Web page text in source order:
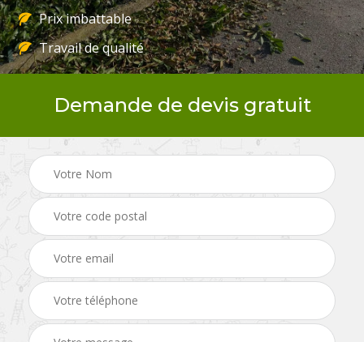
Prix imbattable
Travail de qualité
Demande de devis gratuit